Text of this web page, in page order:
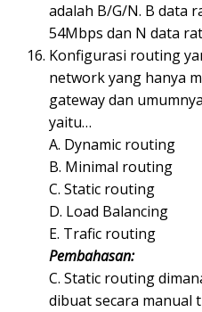
adalah B/G/N. B data
54Mbps dan N data
Konfigurasi routing
network yang hanya
gateway dan
yaitu…
A. Dynamic routing
B. Minimal routing
C. Static routing
D. Load Balancing
E. Trafic routing
Pembahasan:
C. Static routing
dibuat secara manual